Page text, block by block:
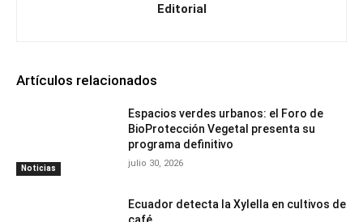
Editorial
Artículos relacionados
Noticias
Espacios verdes urbanos: el Foro de
BioProtección Vegetal presenta su
programa definitivo
julio 30, 2026
Ecuador detecta la Xylella en cultivos de
café